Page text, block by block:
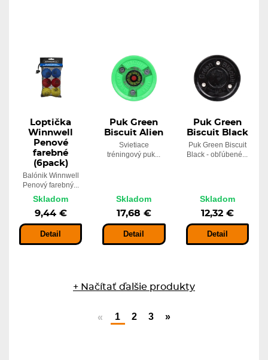
Loptička
Winnwell
Penové
farebné
(6pack)
Balónik Winnwell
Penový farebný...
Skladom
9,44 €
Detail
Puk Green
Biscuit Alien
Svietiace
tréningový puk...
Skladom
17,68 €
Detail
Puk Green
Biscuit Black
Puk Green Biscuit
Black - obľúbené...
Skladom
12,32 €
Detail
+ Načítať ďalšie produkty
« 1 2 3 »